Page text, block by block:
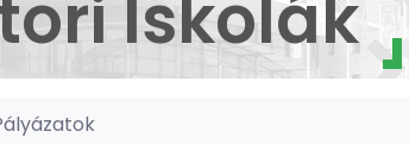
Iskolák